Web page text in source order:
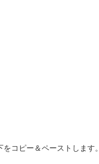
コピー＆ペーストします。